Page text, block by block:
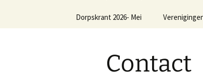
Dorpskrant 2026- Mei
Contact